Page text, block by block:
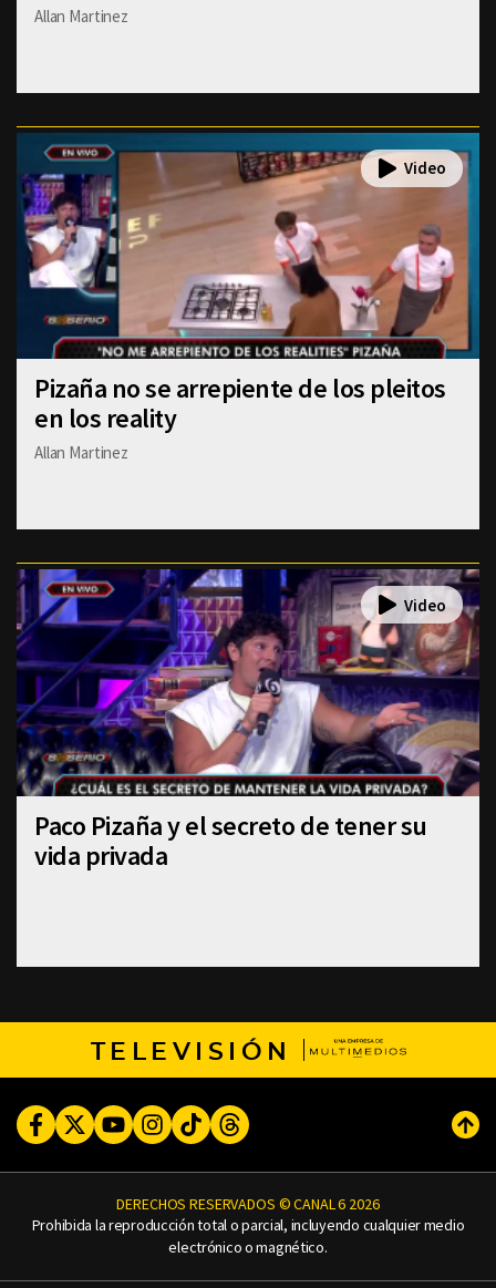
Allan Martinez
Pizaña no se arrepiente de los pleitos
en los reality
Allan Martinez
Paco Pizaña y el secreto de tener su
vida privada
TELEVISIÓN
FacebookTwitterYoutubeInstagram
TikTokThreads
DERECHOS RESERVADOS © CANAL 6 2026
Prohibida la reproducción total o parcial, incluyendo cualquier medio
electrónico o magnético.